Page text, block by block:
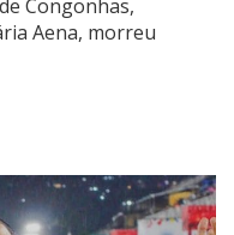
Congonhas,
Aena, morreu